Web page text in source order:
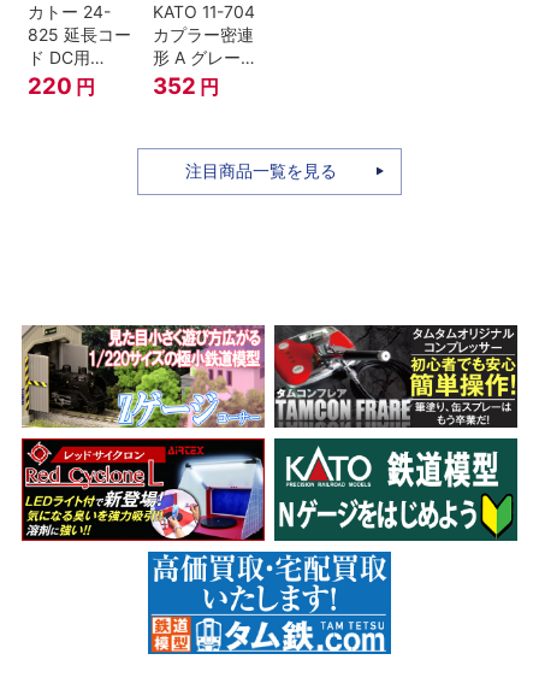
カトー 24-
825 延長コー
ド DC用
(90cm）
220 円
KATO 11-704
カプラー密連
形 A グレー
(20個入) (ア
ーノルドカプ
352 円
注目商品一覧を見る